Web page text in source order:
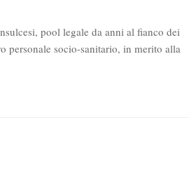
pool legale da anni al fianco dei
personale socio-sanitario, in merito alla